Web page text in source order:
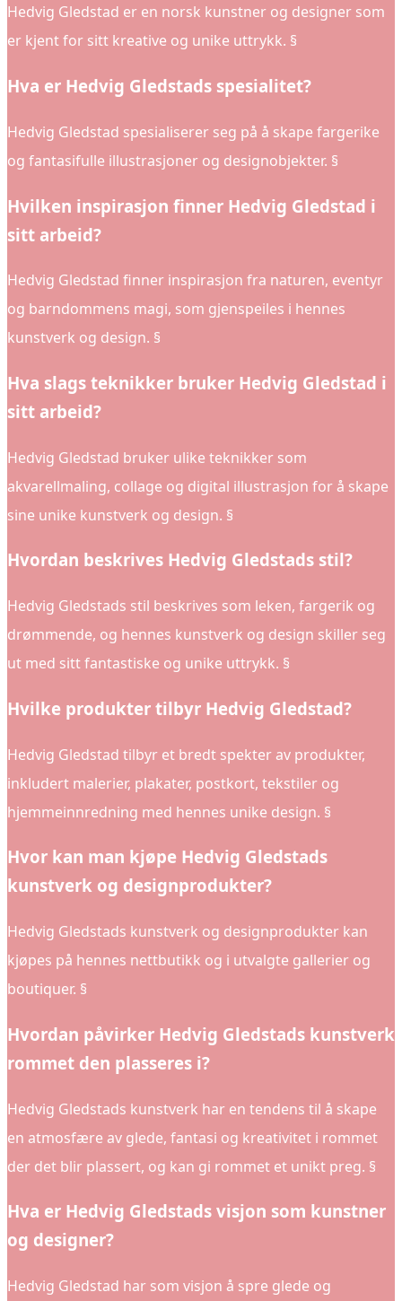
Hedvig Gledstad er en norsk kunstner og designer som
er kjent for sitt kreative og unike uttrykk. §
Hva er Hedvig Gledstads spesialitet?
Hedvig Gledstad spesialiserer seg på å skape fargerike
og fantasifulle illustrasjoner og designobjekter. §
Hvilken inspirasjon finner Hedvig Gledstad i
sitt arbeid?
Hedvig Gledstad finner inspirasjon fra naturen, eventyr
og barndommens magi, som gjenspeiles i hennes
kunstverk og design. §
Hva slags teknikker bruker Hedvig Gledstad i
sitt arbeid?
Hedvig Gledstad bruker ulike teknikker som
akvarellmaling, collage og digital illustrasjon for å skape
sine unike kunstverk og design. §
Hvordan beskrives Hedvig Gledstads stil?
Hedvig Gledstads stil beskrives som leken, fargerik og
drømmende, og hennes kunstverk og design skiller seg
ut med sitt fantastiske og unike uttrykk. §
Hvilke produkter tilbyr Hedvig Gledstad?
Hedvig Gledstad tilbyr et bredt spekter av produkter,
inkludert malerier, plakater, postkort, tekstiler og
hjemmeinnredning med hennes unike design. §
Hvor kan man kjøpe Hedvig Gledstads
kunstverk og designprodukter?
Hedvig Gledstads kunstverk og designprodukter kan
kjøpes på hennes nettbutikk og i utvalgte gallerier og
boutiquer. §
Hvordan påvirker Hedvig Gledstads kunstverk
rommet den plasseres i?
Hedvig Gledstads kunstverk har en tendens til å skape
en atmosfære av glede, fantasi og kreativitet i rommet
der det blir plassert, og kan gi rommet et unikt preg. §
Hva er Hedvig Gledstads visjon som kunstner
og designer?
Hedvig Gledstad har som visjon å spre glede og